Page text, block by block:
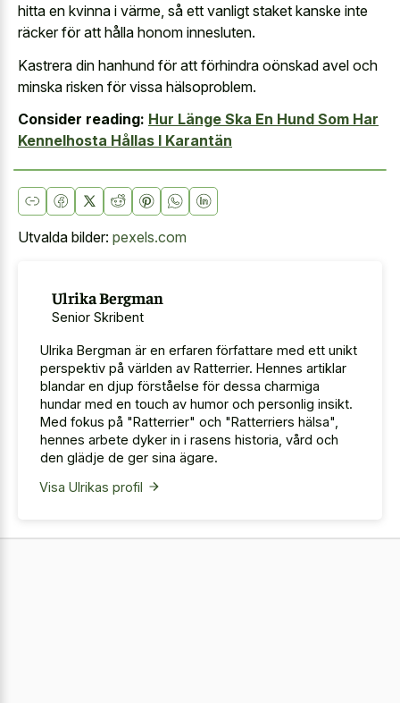
hitta en kvinna i värme, så ett vanligt staket kanske inte
räcker för att hålla honom innesluten.
Kastrera din hanhund för att förhindra oönskad avel och
minska risken för vissa hälsoproblem.
Consider reading: Hur Länge Ska En Hund Som Har
Kennelhosta Hållas I Karantän
Utvalda bilder: pexels.com
Ulrika Bergman
Senior Skribent
Ulrika Bergman är en erfaren författare med ett unikt
perspektiv på världen av Ratterrier. Hennes artiklar
blandar en djup förståelse för dessa charmiga
hundar med en touch av humor och personlig insikt.
Med fokus på "Ratterrier" och "Ratterriers hälsa",
hennes arbete dyker in i rasens historia, vård och
den glädje de ger sina ägare.
Visa Ulrikas profil